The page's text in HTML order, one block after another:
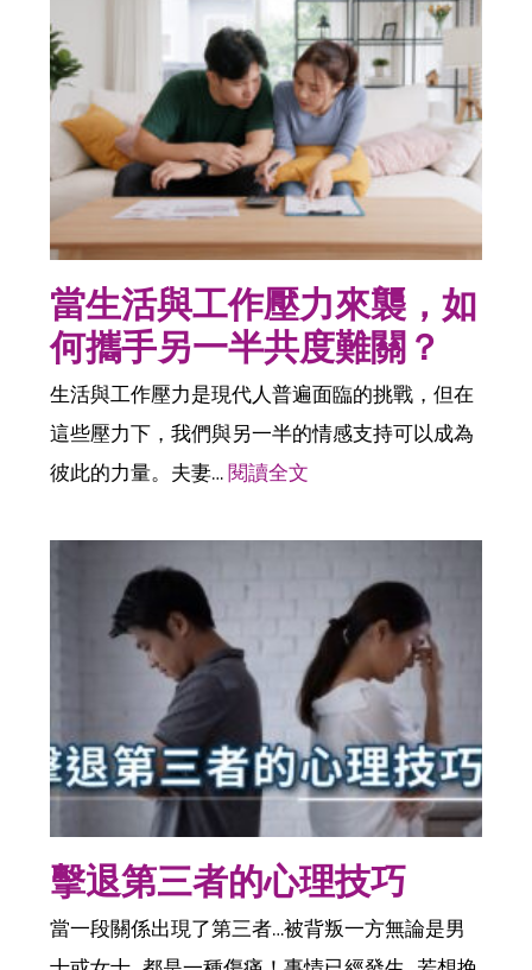
當生活與工作壓力來襲，如
何攜手另一半共度難關？
生活與工作壓力是現代人普遍面臨的挑戰，但在
這些壓力下，我們與另一半的情感支持可以成為
彼此的力量。夫妻…閱讀全文
擊退第三者的心理技巧
當一段關係出現了第三者…被背叛一方無論是男